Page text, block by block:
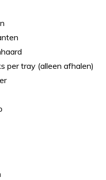
per tray (alleen afhalen)